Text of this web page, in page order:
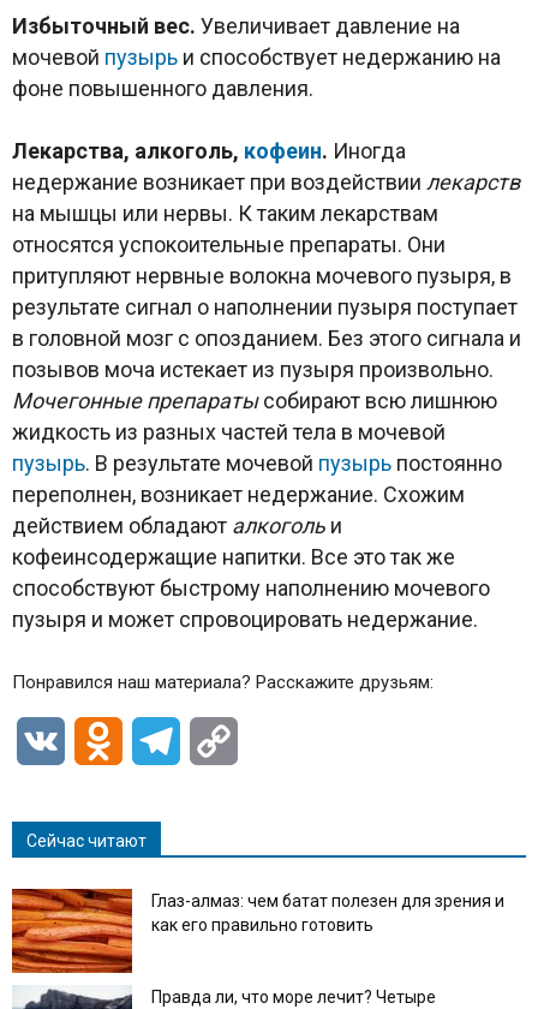
Избыточный вес. Увеличивает давление на
мочевой пузырь и способствует недержанию на
фоне повышенного давления.
Лекарства, алкоголь, кофеин. Иногда
недержание возникает при воздействии лекарств
на мышцы или нервы. К таким лекарствам
относятся успокоительные препараты. Они
притупляют нервные волокна мочевого пузыря, в
результате сигнал о наполнении пузыря поступает
в головной мозг с опозданием. Без этого сигнала и
позывов моча истекает из пузыря произвольно.
Мочегонные препаратысобирают всю лишнюю
жидкость из разных частей тела в мочевой
пузырь. В результате мочевой пузырь постоянно
переполнен, возникает недержание. Схожим
действием обладают алкоголь и
кофеинсодержащие напитки. Все это так же
способствуют быстрому наполнению мочевого
пузыря и может спровоцировать недержание.
Понравился наш материала? Расскажите друзьям:
VK Odnoklassniki
Telegram
Сейчас читают
Глаз-алмаз: чем батат полезен для зрения и
как его правильно готовить
Правда ли, что море лечит? Четыре